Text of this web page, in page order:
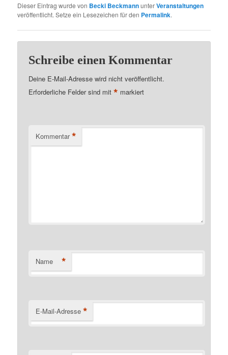
Dieser Eintrag wurde von Becki BeckmannunterVeranstaltungen
veröffentlicht. Setze ein Lesezeichen für den Permalink.
Schreibe einen Kommentar
Deine E-Mail-Adresse wird nicht veröffentlicht.
Erforderliche Felder sind mit* markiert
Kommentar *
Name *
E-Mail-Adresse *